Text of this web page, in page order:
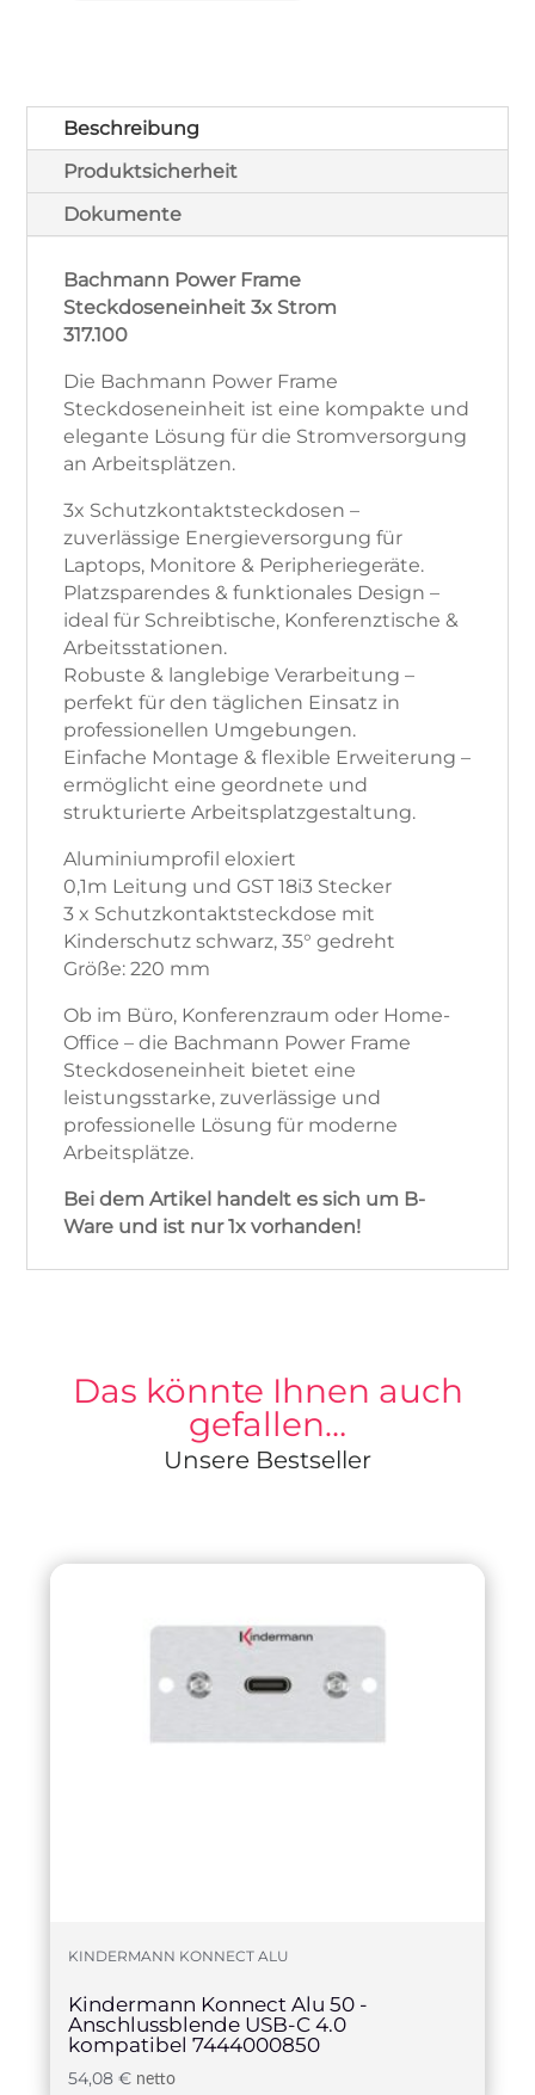
Ware
Menge
Beschreibung
Produktsicherheit
Dokumente
Bachmann Power Frame
Steckdoseneinheit 3x Strom
317.100
Die Bachmann Power Frame
Steckdoseneinheit ist eine kompakte und
elegante Lösung für die Stromversorgung
an Arbeitsplätzen.
3x Schutzkontaktsteckdosen –
zuverlässige Energieversorgung für
Laptops, Monitore & Peripheriegeräte.
Platzsparendes & funktionales Design –
ideal für Schreibtische, Konferenztische &
Arbeitsstationen.
Robuste & langlebige Verarbeitung –
perfekt für den täglichen Einsatz in
professionellen Umgebungen.
Einfache Montage & flexible Erweiterung –
ermöglicht eine geordnete und
strukturierte Arbeitsplatzgestaltung.
Aluminiumprofil eloxiert
0,1m Leitung und GST 18i3 Stecker
3 x Schutzkontaktsteckdose mit
Kinderschutz schwarz, 35° gedreht
Größe: 220 mm
Ob im Büro, Konferenzraum oder Home-
Office – die Bachmann Power Frame
Steckdoseneinheit bietet eine
leistungsstarke, zuverlässige und
professionelle Lösung für moderne
Arbeitsplätze.
Bei dem Artikel handelt es sich um B-
Ware und ist nur 1x vorhanden!
Das könnte Ihnen auch
gefallen…
Unsere Bestseller
KINDERMANN KONNECT ALU
Kindermann Konnect Alu 50 -
Anschlussblende USB-C 4.0
kompatibel 7444000850
54,08€ netto